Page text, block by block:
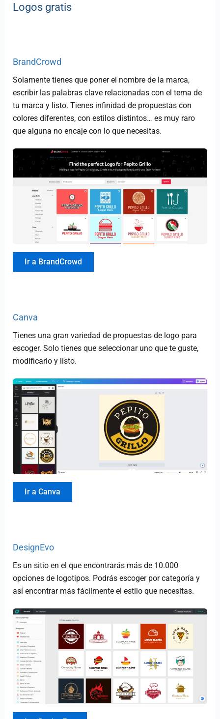
Logos gratis
BrandCrowd
Solamente tienes que poner el nombre de la marca,
escribir las palabras clave relacionadas con el tema de
tu marca y listo. Tienes infinidad de propuestas con
colores diferentes, con estilos distintos… es muy raro
que alguna no encaje con lo que necesitas.
Ir a BrandCrowd
Canva
Tienes una gran variedad de propuestas de logo para
escoger. Solo tienes que seleccionar uno que te guste,
modificarlo y listo.
Ir a Canva
DesignEvo
Es un sitio en el que encontrarás más de 10.000
opciones de logotipos. Podrás escoger por categoría y
así encontrar más fácilmente el estilo que necesitas.